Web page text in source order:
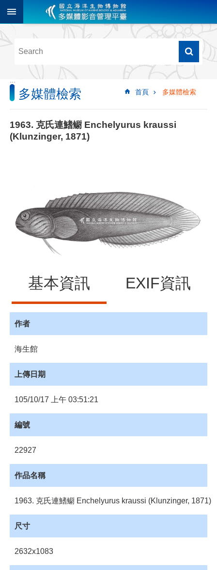
跳到主要內容區塊
階
尋
多
媒
檢
索
詢
服
務
員
專
首
館
員
登
網
站
導
購
物
車
下
:::
首頁 多媒體檢索
多媒體檢索
1963. 克氏連鰭鳚 Enchelyurus kraussi
(Klunzinger, 1871)
基本資訊 EXIF資訊
作者
海生館
上傳日期
105/10/17 上午 03:51:21
編號
22927
作品名稱
1963. 克氏連鰭鳚 Enchelyurus kraussi (Klunzinger, 1871)
尺寸
2632x1083